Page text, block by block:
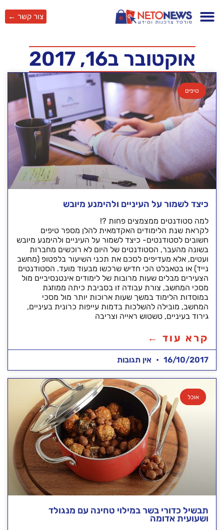
צור קשר ←
אוקטובר ב16, 2017
טיפים
כיצד לשמור על העיניים ולהימנע מיובש
למה סטודנטים ממצמצים פחות ?!
לקראת שנת הלימודים האקדמאית להלן מספר טיפים
חשובים לסטודנטים- כיצד לשמור על העיניים ולהימנע מיובש
בשונה מהעבר, הסטודנטים של היום לא רוכשים מחברות
ועטים, אלא מעדיפים לסכם את תכני השיעור בלפטופ (מחשב
נייד) או בטאבלט הכי חדיש שרכשו מבעוד מועד. הסטודנטים
הצעירים מבלים שעות מרובות של לימודים אינטנסיביים מול
מסכי המחשב, צורת עבודה זו בסביבת כיתה ממוזגת
במוסדות הלימוד במשך שעות ארוכות יותר מול מסכי
המחשב, מובילה להשלכות בדמות עייפות כרונית בעיניים,
גירוד בעיניים, טשטוש ראייה וצריבה
קרא עוד ←
16/10/2017 אין תגובות
אוכל
תבשיל כדורי בשר במילוי טחינה עם מנגולד
ושעועית אדומה